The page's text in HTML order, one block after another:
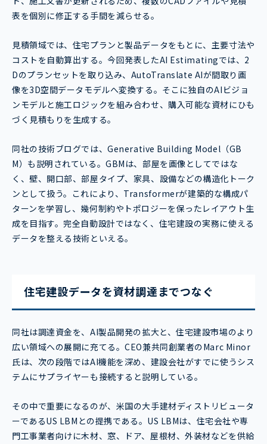
表を個別に修正する手間を減らせる。
見積領域では、住宅プランと製品データをもとに、主要寸法や
コストを自動算出する。今回発表したAI Estimatingでは、2
Dのプランセットを取り込み、AutoTranslate AIが間取り画
像を3D空間データモデルへ変換する。そこに独自のAIビジョ
ンモデルと施工ロジックを組み合わせ、購入可能な資材にひも
づく見積もりを生成する。
同社の技術ブログでは、Generative Building Model（GB
M）も説明されている。GBMは、部屋を画像としてではな
く、壁、開口部、部屋タイプ、家具、設備などの構造化トーク
ンとして扱う。これにより、Transformerが建築的な構成パ
ターンを学習し、幾何制約やトポロジーを保ったレイアウト生
成を目指す。完全自動設計ではなく、住宅建設の実務に使える
データを整える技術といえる。
住宅建設データを資材調達までつなぐ
同社は調達資金を、AI製品開発の拡大と、住宅建設市場のより
広い領域への展開に充てる。CEO兼共同創業者のMarc Minor
氏は、次の段階ではAI機能を深め、建設会社がすでに使うシス
テムにサプライヤーも接続すると説明している。
その中で重要になるのが、米国の大手建材ディストリビュータ
ーであるUS LBMとの提携である。US LBMは、住宅会社や専
門工事業者向けに木材、窓、ドア、屋根材、外装材などを供給